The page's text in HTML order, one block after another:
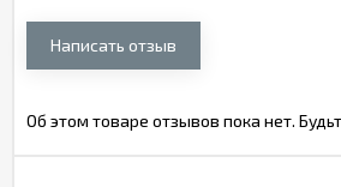
Написать отзыв
Об этом товаре отзывов пока нет.